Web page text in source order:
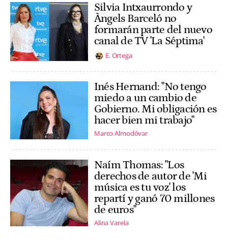
Silvia Intxaurrondo y
Àngels Barceló no
formarán parte del nuevo
canal de TV 'La Séptima'
E. Ortega
Inés Hernand: "No tengo
miedo a un cambio de
Gobierno. Mi obligación es
hacer bien mi trabajo"
Marco Almodóvar
Naím Thomas: "Los
derechos de autor de 'Mi
música es tu voz' los
repartí y ganó 70 millones
de euros"
Alina Varela